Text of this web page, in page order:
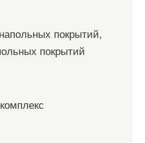
покрытий,
покрытий